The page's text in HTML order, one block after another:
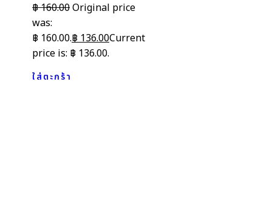
฿160.00Original price
was:
฿ 160.00.฿136.00Current
price is: ฿ 136.00.
ใส่ตะกร้า